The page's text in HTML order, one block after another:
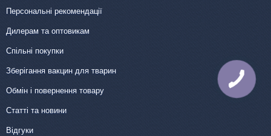
Персональні рекомендації
Дилерам та оптовикам
Спільні покупки
Зберігання вакцин для тварин
Обмін і повернення товару
Статті та новини
Відгуки
КНОПКА
ЗВ'ЯЗКУ